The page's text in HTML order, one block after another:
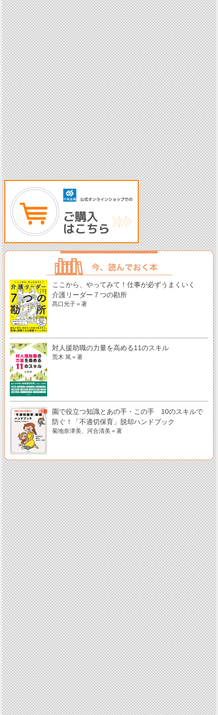
ここから、やってみて！仕事が必ずうまくいく
介護リーダー７つの勘所
髙口光子＝著
対人援助職の力量を高める11のスキル
荒木 篤＝著
園で役立つ知識とあの手・この手 10のスキルで
防ぐ！「不適切保育」脱却ハンドブック
菊地奈津美、河合清美＝著